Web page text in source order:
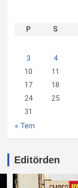
P
S
3
4
10
11
17
18
24
25
31
« Tem
Editörden